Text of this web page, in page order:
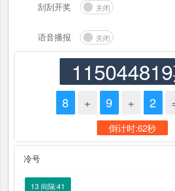
刮刮开奖 关闭
语音播报 关闭
8 + 9 + 2
倒计时:62秒
冷号
13 间隔:41